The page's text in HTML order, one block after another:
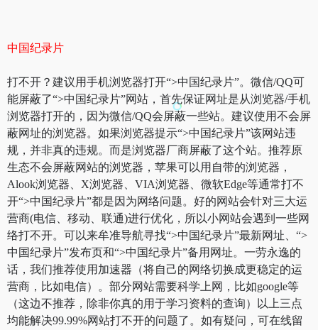
中国纪录片
打不开？建议用手机浏览器打开“>中国纪录片”。微信/QQ可
能屏蔽了“>中国纪录片”网站，首先保证网址是从浏览器/手机
浏览器打开的，因为微信/QQ会屏蔽一些站。建议使用不会屏
蔽网址的浏览器。如果浏览器提示“>中国纪录片”该网站违
规，并非真的违规。而是浏览器厂商屏蔽了这个站。推荐原
生态不会屏蔽网站的浏览器，苹果可以用自带的浏览器，
Alook浏览器、X浏览器、VIA浏览器、微软Edge等通常打不
开“>中国纪录片”都是因为网络问题。好的网站会针对三大运
营商(电信、移动、联通)进行优化，所以小网站会遇到一些网
络打不开。可以来牟准导航寻找“>中国纪录片”最新网址、“>
中国纪录片”发布页和“>中国纪录片”备用网址。一劳永逸的
话，我们推荐使用加速器（将自己的网络切换成更稳定的运
营商，比如电信）。部分网站需要科学上网，比如google等
（这边不推荐，除非你真的用于学习资料的查询）以上三点
均能解决99.99%网站打不开的问题了。如有疑问，可在线留